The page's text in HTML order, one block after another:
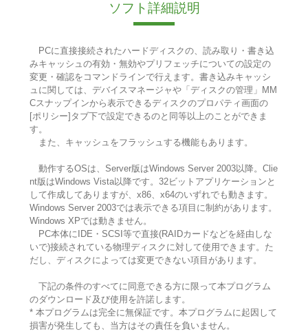
ソフト詳細説明
PCに直接接続されたハードディスクの、読み取り・書き込
みキャッシュの有効・無効やプリフェッチについての設定の
変更・確認をコマンドラインで行えます。書き込みキャッシ
ュに関しては、デバイスマネージャや「ディスクの管理」MM
Cスナップインから表示できるディスクのプロパティ画面の
[ポリシー]タブ下で設定できるのと同等以上のことができま
す。
また、キャッシュをフラッシュする機能もあります。
動作するOSは、Server版はWindows Server 2003以降。Clie
nt版はWindows Vista以降です。32ビットアプリケーションと
して作成してありますが、x86、x64のいずれでも動きます。
Windows Server 2003では表示できる項目に制約があります。
Windows XPでは動きません。
PC本体にIDE・SCSI等で直接(RAIDカードなどを経由しな
いで)接続されている物理ディスクに対して使用できます。た
だし、ディスクによっては変更できない項目があります。
下記の条件のすべてに同意できる方に限って本プログラム
のダウンロード及び使用を許諾します。
* 本プログラムは完全に無保証です。本プログラムに起因して
損害が発生しても、当方はその責任を負いません。